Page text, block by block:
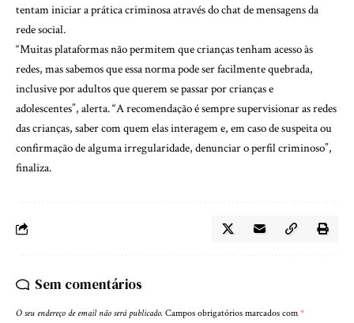
tentam iniciar a prática criminosa através do chat de mensagens da
rede social.
“Muitas plataformas não permitem que crianças tenham acesso às
redes, mas sabemos que essa norma pode ser facilmente quebrada,
inclusive por adultos que querem se passar por crianças e
adolescentes”, alerta. “A recomendação é sempre supervisionar as redes
das crianças, saber com quem elas interagem e, em caso de suspeita ou
confirmação de alguma irregularidade, denunciar o perfil criminoso”,
finaliza.
Sem comentários
O seu endereço de email não será publicado. Campos obrigatórios marcados com *